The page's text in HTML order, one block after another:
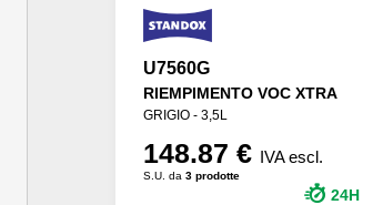
U7560G
RIEMPIMENTO VOC XTRA
GRIGIO - 3,5L
148.87 € IVA escl.
S.U. da 3 prodotte
24H